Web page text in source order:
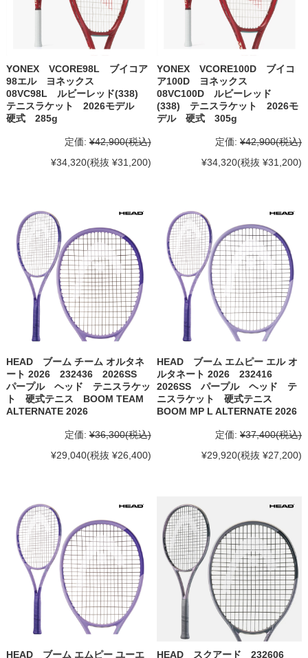
YONEX VCORE98L ブイコア
98エル ヨネックス
08VC98L ルビーレッド(338)
テニスラケット 2026モデル
硬式 285g
定価: ¥42,900(税込)
¥34,320(税抜 ¥31,200)
YONEX VCORE100D ブイコ
ア100D ヨネックス
08VC100D ルビーレッド
(338) テニスラケット 2026モ
デル 硬式 305g
定価: ¥42,900(税込)
¥34,320(税抜 ¥31,200)
HEAD ブーム チーム オルタネ
ート 2026 232436 2026SS
パープル ヘッド テニスラケッ
ト 硬式テニス BOOM TEAM
ALTERNATE 2026
定価: ¥36,300(税込)
¥29,040(税抜 ¥26,400)
HEAD ブーム エムピー エル オ
ルタネート 2026 232416
2026SS パープル ヘッド テ
ニスラケット 硬式テニス
BOOM MP L ALTERNATE 2026
定価: ¥37,400(税込)
¥29,920(税抜 ¥27,200)
HEAD ブーム エムピー ユーエ
HEAD スクアード 232606